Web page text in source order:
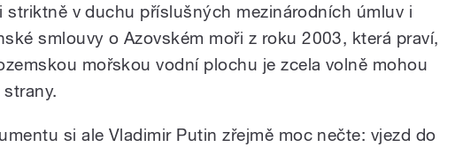
striktně v duchu příslušných mezinárodních úmluv i
smlouvy o Azovském moři z roku 2003, která praví,
mořskou vodní plochu je zcela volně mohou
si ale Vladimir Putin zřejmě moc nečte: vjezd do